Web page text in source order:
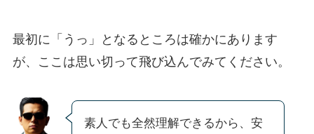
最初に「うっ」となるところは確かにあります
が、ここは思い切って飛び込んでみてください。
素人でも全然理解できるから、安